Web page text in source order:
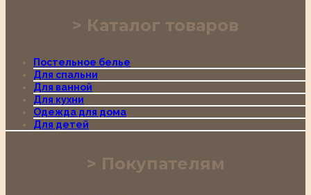
Каталог товаров
Постельное белье
Для спальни
Для ванной
Для кухни
Одежда для дома
Для детей
Покупателям